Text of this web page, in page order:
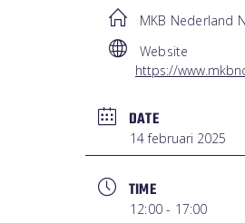
MKB Nederland
Website
https://
DATE
14 februari 2025
TIME
12:00 - 17:00